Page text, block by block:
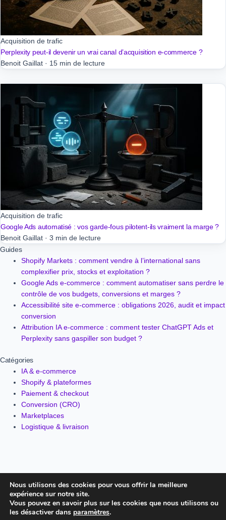
Acquisition de trafic
Perplexity peut-il devenir un vrai canal d’acquisition e-commerce ?
Benoit Gaillat · 15 min de lecture
Acquisition de trafic
Google Ads automatisé : vos garde-fous pilotent-ils vraiment la marge ?
Benoit Gaillat · 3 min de lecture
Guides
Shopify Markets : comment vendre à l’international sans
complexifier prix, stocks et exploitation ?
Google Ads e-commerce : comment automatiser sans perdre le
contrôle de vos budgets, conversions et marges ?
Accessibilité site e-commerce : obligations 2026, audit et impact
conversion
Attribution IA e-commerce : comment tester ChatGPT Ads et
Perplexity sans gaspiller son budget ?
Catégories
IA & e-commerce
Shopify & plateformes
Paiement & checkout
Conversion (CRO)
Marketplaces
Logistique & livraison
© 2026 Info-Ecommerce.fr
Nous utilisons des cookies pour vous offrir la meilleure
expérience sur notre site.
Vous pouvez en savoir plus sur les cookies que nous utilisons ou
les désactiver dans paramètres.